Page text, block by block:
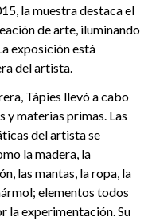
la muestra destaca el
de arte, iluminando
exposición está
del artista.
Tàpies llevó a cabo
y materias primas. Las
del artista se
la madera, la
las mantas, la ropa, la
elementos todos
la experimentación. Su